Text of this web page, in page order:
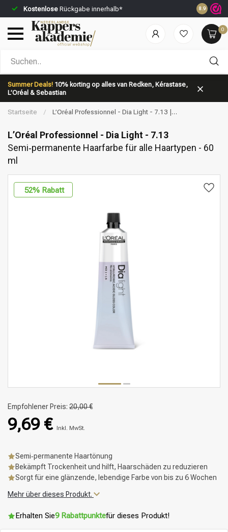
Kostenlose Rückgabe innerhalb* Vor 23:59
8.9
0
Summer Deals! 10% korting op alles van Redken, Kérastase,
L’Oréal & Sebastian
Nach welcher Kategorie suchst du?
Startseite /
L’Oréal Professionnel - Dia Light - 7.13 |
L’Oréal Professionnel - Dia Light - 7.13
Semi‑permanente Haarfarbe für alle Haartypen - 60
ml
52% Rabatt
Empfohlener Preis: 20,00 €
9,69 € Inkl. MwSt.
Semi‑permanente Haartönung
Bekämpft Trockenheit und hilft, Haarschäden zu reduzieren
Sorgt für eine glänzende, lebendige Farbe von bis zu 6 Wochen
Mehr über dieses Produkt.
Erhalten Sie9 Rabattpunktefür dieses Produkt!